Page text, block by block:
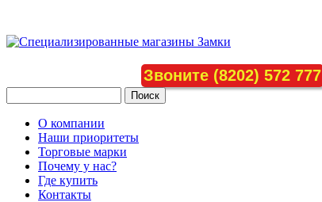
Звоните (8202) 572 777
О компании
Наши приоритеты
Торговые марки
Почему у нас?
Где купить
Контакты